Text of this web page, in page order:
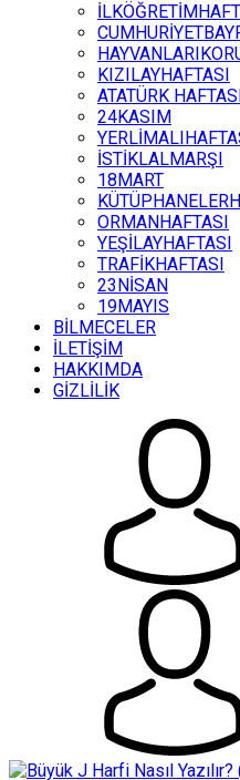
KIZILAYHAFTASI
ATATÜRK
24KASIM
İSTİKLALMARŞI
18MART
ORMANHAFTASI
YEŞİLAYHAFTASI
TRAFİKHAFTASI
23NİSAN
19MAYIS
BİLMECELER
İLETİŞİM
HAKKIMDA
GİZLİLİK